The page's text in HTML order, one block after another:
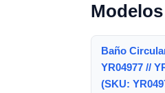
Baño
YR04977 //
(SKU: